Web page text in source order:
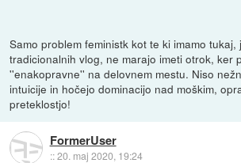
Samo problem feministk kot te ki imamo tukaj,
tradicionalnih vlog, ne marajo imeti otrok, ker
''enakopravne'' na delovnem mestu. Niso
intuicije in hočejo dominacijo nad moškim,
preteklostjo!
FormerUser
::20. maj 2020, 19:24